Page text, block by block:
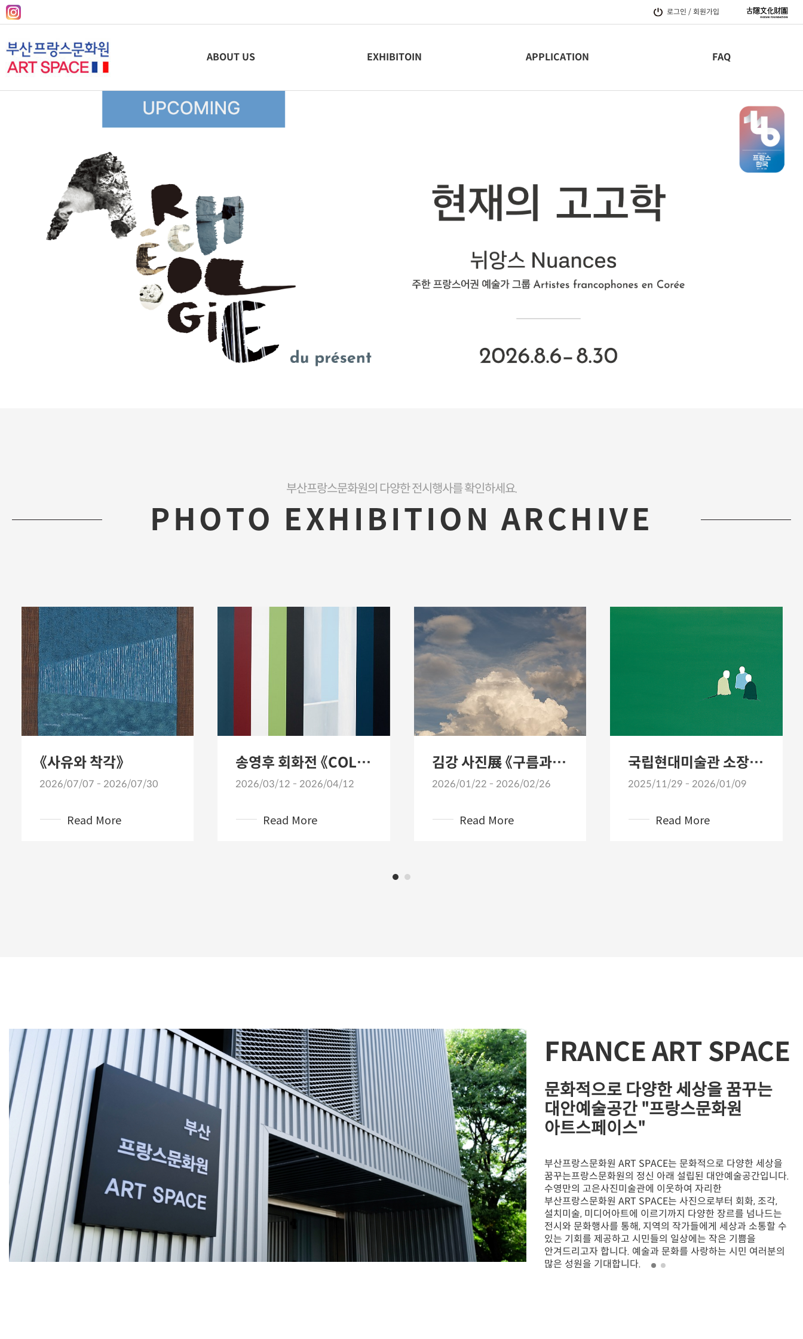
로그인 / 회원가입
ABOUT US EXHIBITOIN APPLICATION FAQ
부산프랑스문화원의 다양한 전시행사를 확인하세요.
PHOTO EXHIBITION ARCHIVE
《사유와 착각》
2026/07/07 - 2026/07/30
Read More
송영후 회화전 《COLORFUL》
2026/03/12 - 2026/04/12
Read More
김강 사진展 《구름과 하늘》
2026/01/22 - 2026/02/26
Read More
국립현대미술관 소장품전《겨울이 오면, 봄이 멀지 않으니》
2025/11/29 - 2026/01/09
Read More
FRANCE ART SPACE
문화적으로 다양한 세상을 꿈꾸는
대안예술공간 "프랑스문화원
아트스페이스"
부산프랑스문화원 ART SPACE는 문화적으로 다양한 세상을
꿈꾸는프랑스문화원의 정신 아래 설립된 대안예술공간입니다.
수영만의 고은사진미술관에 이웃하여 자리한
부산프랑스문화원 ART SPACE는 사진으로부터 회화, 조각,
설치미술, 미디어아트에 이르기까지 다양한 장르를 넘나드는
전시와 문화행사를 통해, 지역의 작가들에게 세상과 소통할 수
있는 기회를 제공하고 시민들의 일상에는 작은 기쁨을
안겨드리고자 합니다. 예술과 문화를 사랑하는 시민 여러분의
많은 성원을 기대합니다.